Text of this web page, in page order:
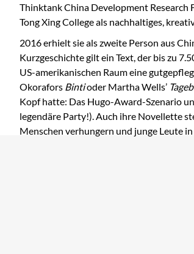
Thinktank China Development Research
Tong Xing College als nachhaltiges,
2016 erhielt sie als zweite Person aus
Kurzgeschichte gilt ein Text, der bis zu
US-amerikanischen Raum eine
Okorafors Bintioder Martha Wells’
Kopf hatte: Das Hugo-Award-Szenario
legendäre Party!). Auch ihre Novellette
Menschen verhungern und junge Leute